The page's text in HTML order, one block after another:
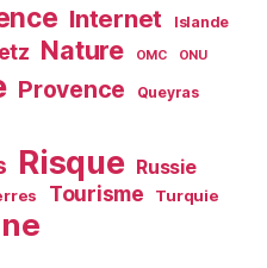
Internet Islande
Nature OMC ONU
Provence Queyras
Risque Russie
Tourisme Turquie